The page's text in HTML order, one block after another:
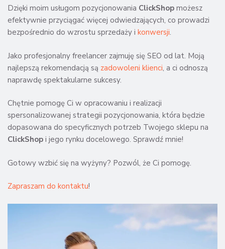
Dzięki moim usługom pozycjonowania ClickShop możesz
efektywnie przyciągać więcej odwiedzających, co prowadzi
bezpośrednio do wzrostu sprzedaży i konwersji.
Jako profesjonalny freelancer zajmuję się SEO od lat. Moją
najlepszą rekomendacją są zadowoleni klienci, a ci odnoszą
naprawdę spektakularne sukcesy.
Chętnie pomogę Ci w opracowaniu i realizacji
spersonalizowanej strategii pozycjonowania, która będzie
dopasowana do specyficznych potrzeb Twojego sklepu na
ClickShop i jego rynku docelowego. Sprawdź mnie!
Gotowy wzbić się na wyżyny? Pozwól, że Ci pomogę.
Zapraszam do kontaktu!